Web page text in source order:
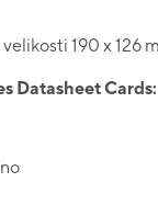
190 x
Datasheet Cards: